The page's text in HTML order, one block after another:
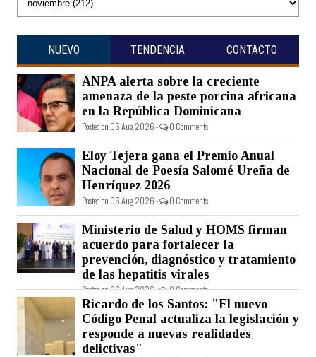
NUEVO TENDENCIA CONTACTO
ANPA alerta sobre la creciente
amenaza de la peste porcina africana
en la República Dominicana
Posted on 06 Aug 2026 - 0 Comments
Eloy Tejera gana el Premio Anual
Nacional de Poesía Salomé Ureña de
Henríquez 2026
Posted on 06 Aug 2026 - 0 Comments
Ministerio de Salud y HOMS firman
acuerdo para fortalecer la
prevención, diagnóstico y tratamiento
de las hepatitis virales
Posted on 06 Aug 2026 - 0 Comments
Ricardo de los Santos: "El nuevo
Código Penal actualiza la legislación y
responde a nuevas realidades
delictivas"